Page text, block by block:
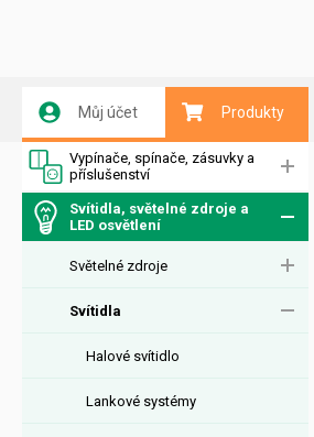
Můj účet Produkty
Vypínače, spínače, zásuvky a
příslušenství
Svítidla, světelné zdroje a
LED osvětlení
Světelné zdroje
Svítidla
Halové svítidlo
Lankové systémy